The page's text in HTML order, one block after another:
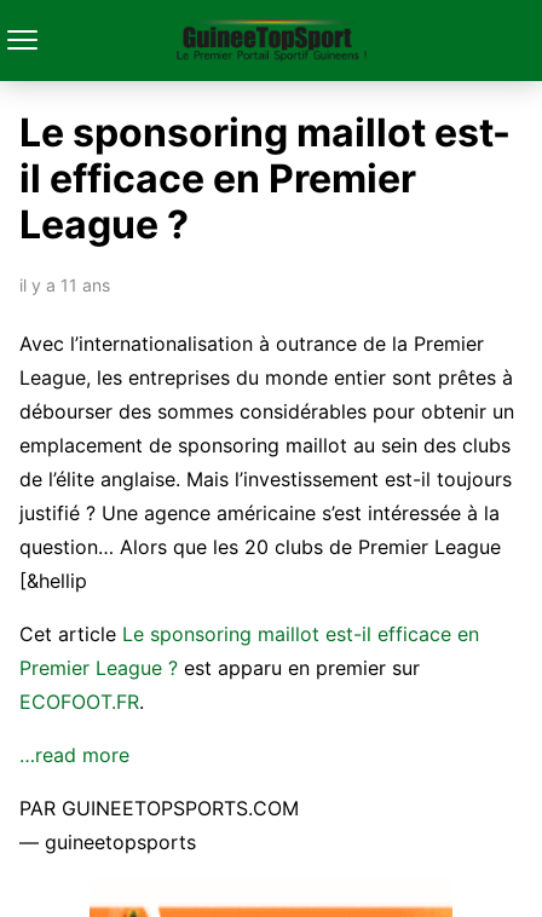
Le sponsoring maillot est-
il efficace en Premier
League ?
il y a 11 ans
Avec l’internationalisation à outrance de la Premier
League, les entreprises du monde entier sont prêtes à
débourser des sommes considérables pour obtenir un
emplacement de sponsoring maillot au sein des clubs
de l’élite anglaise. Mais l’investissement est-il toujours
justifié ? Une agence américaine s’est intéressée à la
question… Alors que les 20 clubs de Premier League
[&hellip
Cet article Le sponsoring maillot est-il efficace en
Premier League ? est apparu en premier sur
ECOFOOT.FR.
…read more
PAR GUINEETOPSPORTS.COM
— guineetopsports